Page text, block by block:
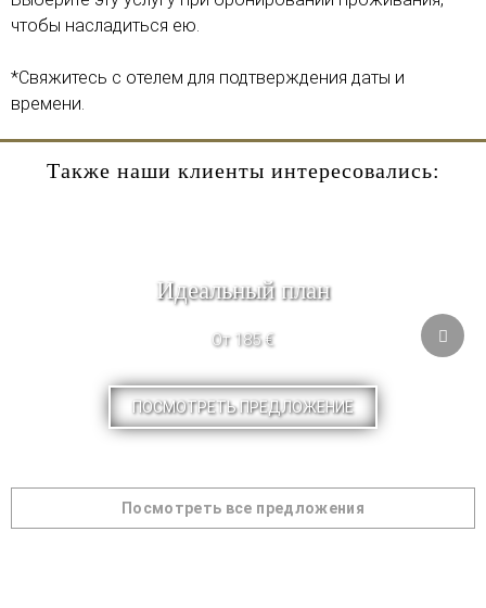
чтобы насладиться ею.
*Свяжитесь с отелем для подтверждения даты и
времени.
Также наши клиенты интересовались:
Идеальный план
От 185 €
ПОСМОТРЕТЬ ПРЕДЛОЖЕНИЕ
Посмотреть все предложения